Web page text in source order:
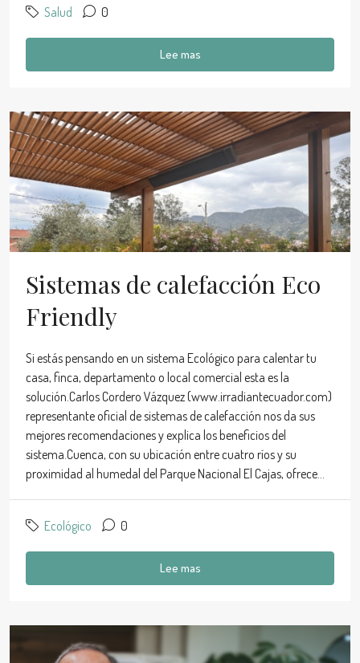
Salud 0
Lee mas
Sistemas de calefacción Eco
Friendly
Si estás pensando en un sistema Ecológico para calentar tu
casa, finca, departamento o local comercial esta es la
solución.Carlos Cordero Vázquez (www.irradiantecuador.com)
representante oficial de sistemas de calefacción nos da sus
mejores recomendaciones y explica los beneficios del
sistema.Cuenca, con su ubicación entre cuatro ríos y su
proximidad al humedal del Parque Nacional El Cajas, ofrece...
Ecológico 0
Lee mas